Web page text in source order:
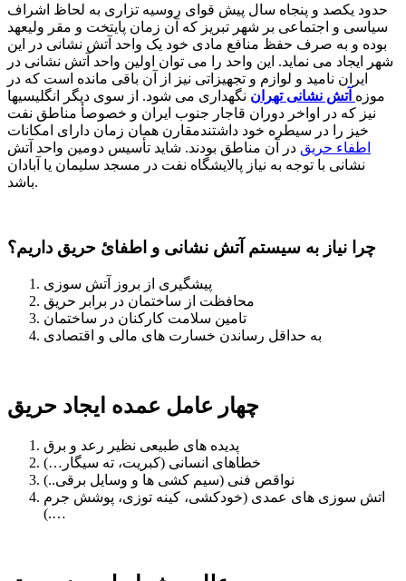
حدود یکصد و پنجاه سال پیش قوای روسیه تزاری به لحاظ اشراف
سیاسی و اجتماعی بر شهر تبریز که آن زمان پایتخت و مقر ولیعهد
بوده و به صرف حفظ منافع مادی خود یک واحد آتش نشانی در این
شهر ایجاد می نماید. این واحد را می توان اولین واحد آتش نشانی در
ایران نامید و لوازم و تجهیزاتی نیز از آن باقی مانده است که در
موزه آتش نشانی تهران نگهداری می شود. از سوی دیگر انگلیسیها
نیز که در اواخر دوران قاجار جنوب ایران و خصوصأ مناطق نفت
خیز را در سیطره خود داشتندمقارن همان زمان دارای امکانات
اطفاء حریق در آن مناطق بودند. شاید تأسیس دومین واحد آتش
نشانی با توجه به نیاز پالایشگاه نفت در مسجد سلیمان یا آبادان
باشد.
چرا نیاز به سیستم آتش نشانی و اطفائ حریق داریم؟
پیشگیری از بروز آتش سوزی
محافظت از ساختمان در برابر حریق
تامین سلامت کارکنان در ساختمان
به حداقل رساندن خسارت های مالی و اقتصادی
چهار عامل عمده ایجاد حریق
پدیده های طبیعی نظیر رعد و برق
خطاهای انسانی (کبریت، ته سیگار…)
نواقص فنی (سیم کشی ها و وسایل برقی..)
اتش سوزی های عمدی (خودکشی، کینه توزی، پوشش جرم
….)